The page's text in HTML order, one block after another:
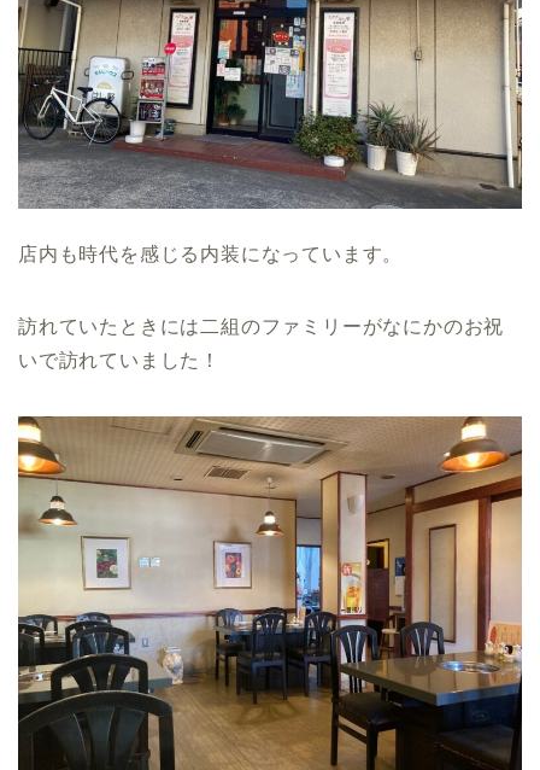
店内も時代を感じる内装になっています。
訪れていたときには二組のファミリーがなにかのお祝
いで訪れていました！